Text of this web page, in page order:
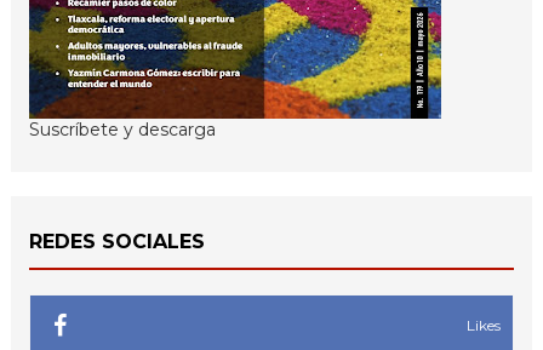
Suscríbete y descarga
REDES SOCIALES
Likes